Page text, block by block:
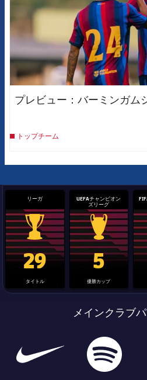
プレビュー：バーミンガム
トップチーム
リーガ
La Liga trophy
29
タイトル
UEFAチャンピオン
ズリーグ
Champions
5
優勝カップ
メインクラブ